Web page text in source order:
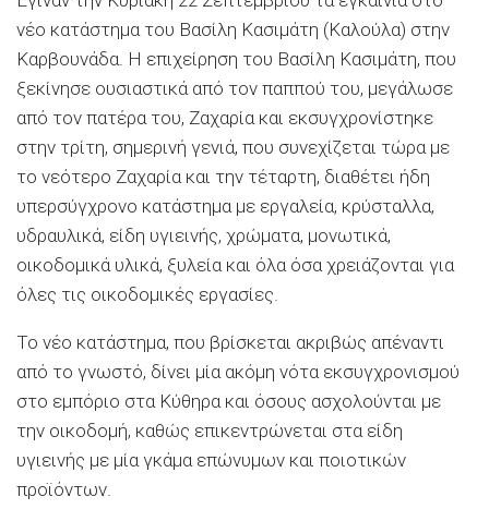
νέο κατάστημα του Βασίλη Κασιμάτη (Καλούλα) στην
Καρβουνάδα. Η επιχείρηση του Βασίλη Κασιμάτη, που
ξεκίνησε ουσιαστικά από τον παππού του, μεγάλωσε
από τον πατέρα του, Ζαχαρία και εκσυγχρονίστηκε
στην τρίτη, σημερινή γενιά, που συνεχίζεται τώρα με
το νεότερο Ζαχαρία και την τέταρτη, διαθέτει ήδη
υπερσύγχρονο κατάστημα με εργαλεία, κρύσταλλα,
υδραυλικά, είδη υγιεινής, χρώματα, μονωτικά,
οικοδομικά υλικά, ξυλεία και όλα όσα χρειάζονται για
όλες τις οικοδομικές εργασίες.
Το νέο κατάστημα, που βρίσκεται ακριβώς απέναντι
από το γνωστό, δίνει μία ακόμη νότα εκσυγχρονισμού
στο εμπόριο στα Κύθηρα και όσους ασχολούνται με
την οικοδομή, καθώς επικεντρώνεται στα είδη
υγιεινής με μία γκάμα επώνυμων και ποιοτικών
προϊόντων.